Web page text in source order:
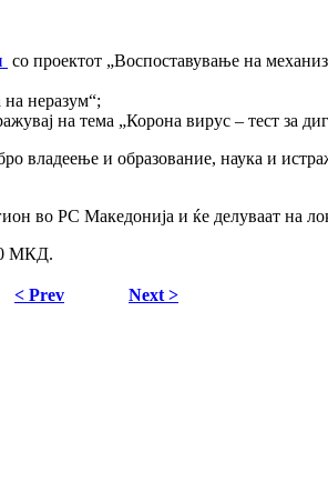
со проектот „Воспоставување на
неразум“;
на тема „Корона вирус – тест за
владеење и образование, наука и
во РС Македонија и ќе делуваат на
МКД.
< Prev Next >